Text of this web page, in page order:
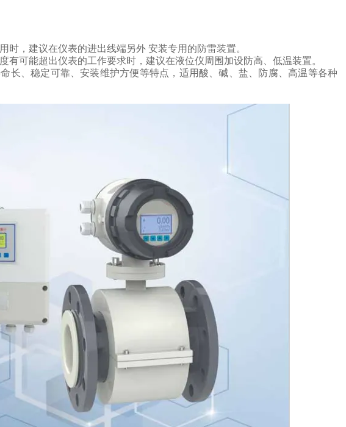
时，建议在仪表的进出线端另外 安装专用的防雷装置。
有可能超出仪表的工作要求时，建议在液位仪周围加设防高、低温装置。
长、稳定可靠、安装维护方便等特点， 适用酸、碱、盐、防腐、高温等各种